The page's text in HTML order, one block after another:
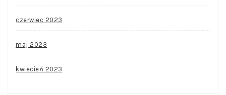
czerwiec 2023
maj 2023
kwiecień 2023